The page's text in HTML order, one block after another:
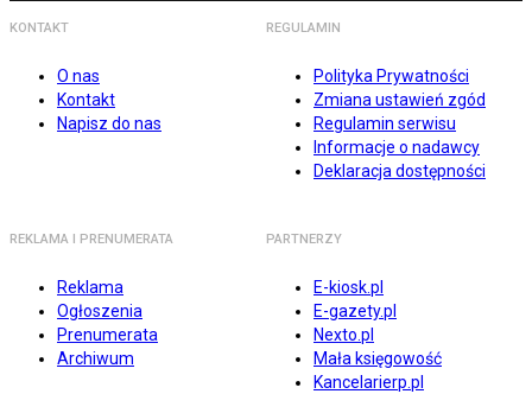
KONTAKT
O nas
Kontakt
Napisz do nas
REGULAMIN
Polityka Prywatności
Zmiana ustawień zgód
Regulamin serwisu
Informacje o nadawcy
Deklaracja dostępności
REKLAMA I PRENUMERATA
Reklama
Ogłoszenia
Prenumerata
Archiwum
PARTNERZY
E-kiosk.pl
E-gazety.pl
Nexto.pl
Mała księgowość
Kancelarierp.pl